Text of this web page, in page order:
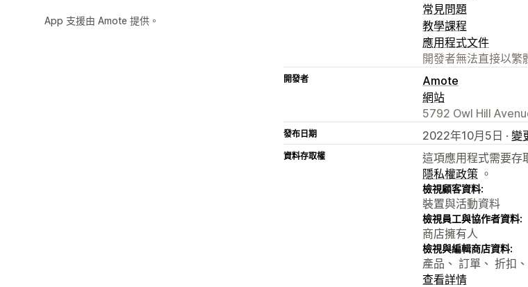
App 支援由 Amote 提供。
常見問題
教學課程
應用程式文件
開發者無法直接以繁
開發者
Amote
網站
5792 Owl Hill
發布日期 2022年10月5日 · 變
資料存取權
這項應用程式需要存
隱私權政策 。
檢視顧客資料:
裝置與活動資料
檢視員工與協作者資料:
商店擁有人
檢視與編輯商店資料:
產品、 訂單、 折扣
查看詳情